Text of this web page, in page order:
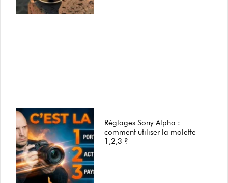
Réglages Sony Alpha :
comment utiliser la molette
1,2,3 ?